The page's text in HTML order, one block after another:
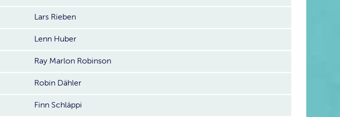
Lars Rieben
Lenn Huber
Ray Marlon Robinson
Robin Dähler
Finn Schläppi